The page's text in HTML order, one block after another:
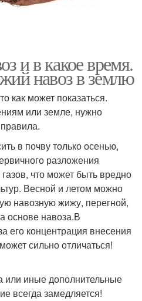
и в какое время.
навоз в землю
как может показаться.
или земле, нужно
в почву только осенью,
разложения
что может быть вредно
Весной и летом можно
навозную жижу, перегной,
основе навоза.В
его концентрация внесения
сильно отличаться!
или иные дополнительные
всегда замедляется!